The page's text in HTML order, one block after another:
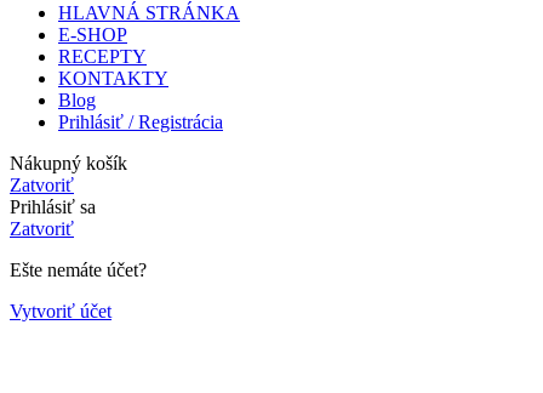
HLAVNÁ STRÁNKA
E-SHOP
RECEPTY
KONTAKTY
Blog
Prihlásiť / Registrácia
Nákupný košík
Zatvoriť
Prihlásiť sa
Zatvoriť
Ešte nemáte účet?
Vytvoriť účet